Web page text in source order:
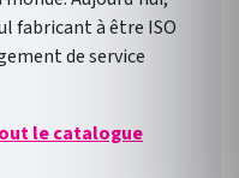
fabricant à être ISO
de service
le catalogue